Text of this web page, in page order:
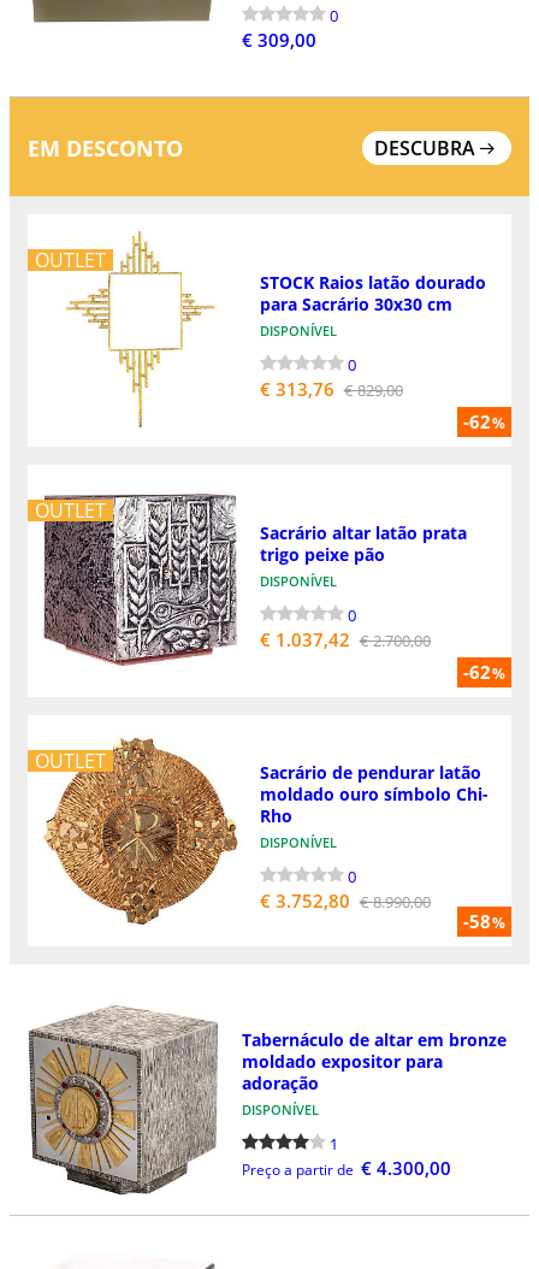
0
€ 309,00
EM DESCONTO DESCUBRA
OUTLET
-62%
STOCK Raios latão dourado
para Sacrário 30x30 cm
DISPONÍVEL
0
€ 313,76 € 829,00
OUTLET
-62%
Sacrário altar latão prata
trigo peixe pão
DISPONÍVEL
0
€ 1.037,42 € 2.700,00
OUTLET
-58%
Sacrário de pendurar latão
moldado ouro símbolo Chi-
Rho
DISPONÍVEL
0
€ 3.752,80 € 8.990,00
Tabernáculo de altar em bronze
moldado expositor para
adoração
DISPONÍVEL
1
Preço a partir de € 4.300,00